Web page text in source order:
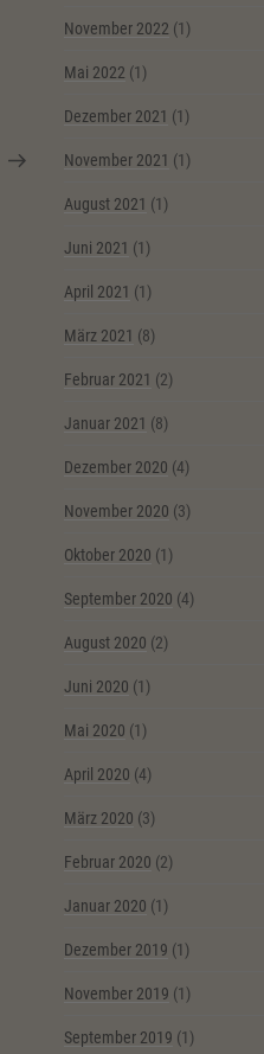
November 2022 (1)
Mai 2022 (1)
Dezember 2021 (1)
November 2021 (1)
August 2021 (1)
Juni 2021 (1)
April 2021 (1)
März 2021 (8)
Februar 2021 (2)
Januar 2021 (8)
Dezember 2020 (4)
November 2020 (3)
Oktober 2020 (1)
September 2020 (4)
August 2020 (2)
Juni 2020 (1)
Mai 2020 (1)
April 2020 (4)
März 2020 (3)
Februar 2020 (2)
Januar 2020 (1)
Dezember 2019 (1)
November 2019 (1)
September 2019 (1)